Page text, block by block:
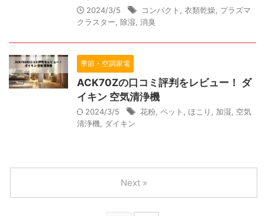
2024/3/5 コンパクト 衣類乾燥
プラズマ
クラスター 除湿 消臭
季節・空調家電
ACK70Zの口コミ評判をレビュー！ ダ
イキン 空気清浄機
2024/3/5 花粉 ペット ほこり 加湿 空気
清浄機 ダイキン
Next »